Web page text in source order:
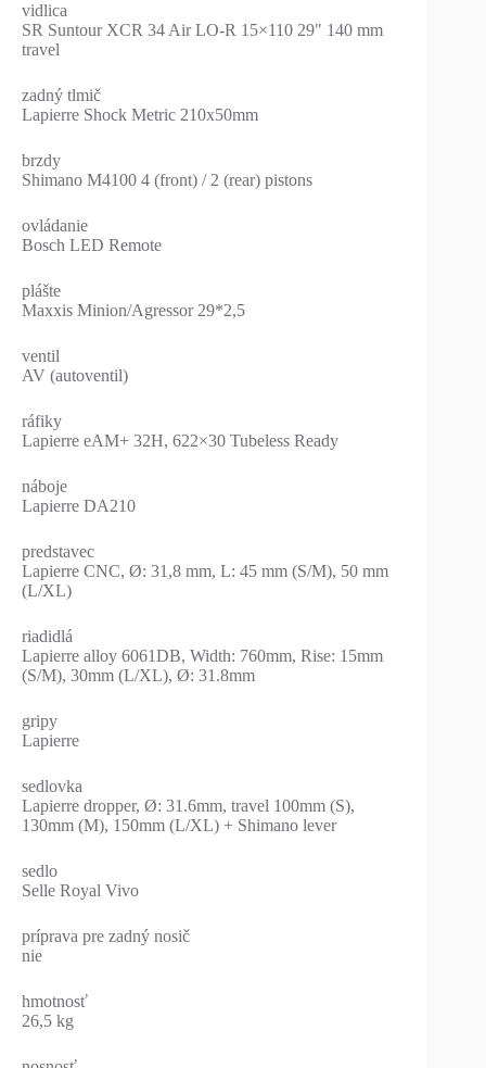
vidlica
SR Suntour XCR 34 Air LO-R 15×110 29" 140 mm
travel
zadný tlmič
Lapierre Shock Metric 210x50mm
brzdy
Shimano M4100 4 (front) / 2 (rear) pistons
ovládanie
Bosch LED Remote
plášte
Maxxis Minion/Agressor 29*2,5
ventil
AV (autoventil)
ráfiky
Lapierre eAM+ 32H, 622×30 Tubeless Ready
náboje
Lapierre DA210
predstavec
Lapierre CNC, Ø: 31,8 mm, L: 45 mm (S/M), 50 mm
(L/XL)
riadidlá
Lapierre alloy 6061DB, Width: 760mm, Rise: 15mm
(S/M), 30mm (L/XL), Ø: 31.8mm
gripy
Lapierre
sedlovka
Lapierre dropper, Ø: 31.6mm, travel 100mm (S),
130mm (M), 150mm (L/XL) + Shimano lever
sedlo
Selle Royal Vivo
príprava pre zadný nosič
nie
hmotnosť
26,5 kg